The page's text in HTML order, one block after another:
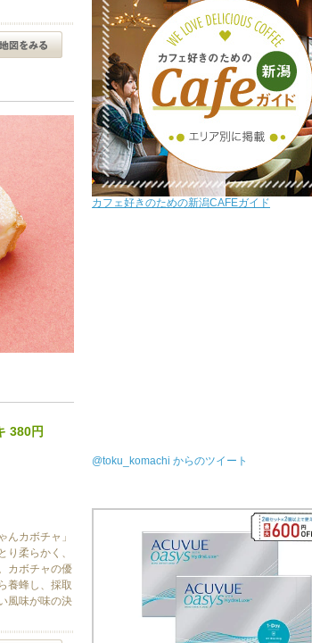
380円
んカボチャ」
り柔らかく、
カボチャの優
養蜂し、採取
風味が味の決
カフェ好きのための新潟CAFEガイド
@toku_komachi からのツイート